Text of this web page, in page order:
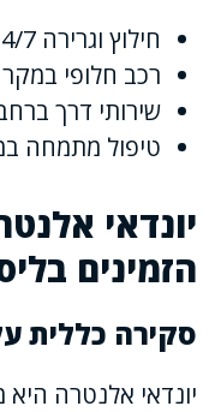
חילוץ וגרירה 24/7
רכב חלופי
שירותי דרך
טיפול מתמחה
יונדאי
הזמינים
סקירה כללית
יונדאי אלנטרה